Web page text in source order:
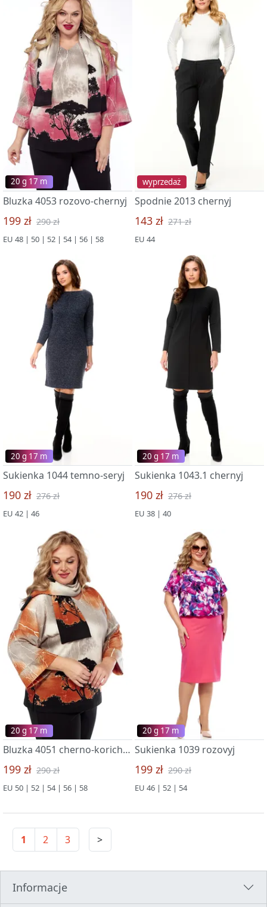
20 g 17 m
Bluzka 4053 rozovo-chernyj
199 zł 290 zł
EU 48 | 50 | 52 | 54 | 56 | 58
wyprzedaż
Spodnie 2013 chernyj
143 zł 271 zł
EU 44
20 g 17 m
Sukienka 1044 temno-seryj
190 zł 276 zł
EU 42 | 46
20 g 17 m
Sukienka 1043.1 chernyj
190 zł 276 zł
EU 38 | 40
20 g 17 m
Bluzka 4051 cherno-korichnevyj
199 zł 290 zł
EU 50 | 52 | 54 | 56 | 58
20 g 17 m
Sukienka 1039 rozovyj
199 zł 290 zł
EU 46 | 52 | 54
1 2 3 >
Informacje